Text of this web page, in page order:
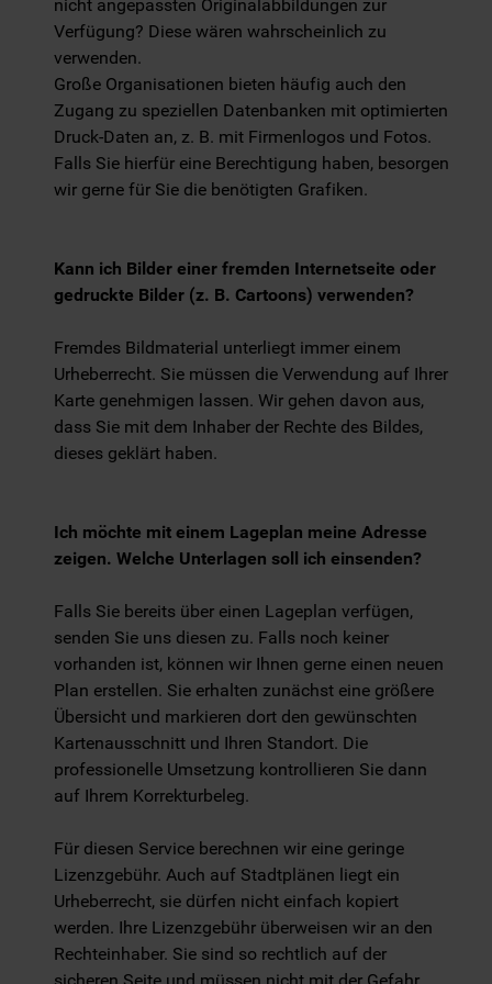
nicht angepassten Originalabbildungen zur
Verfügung? Diese wären wahrscheinlich zu
verwenden.
Große Organisationen bieten häufig auch den
Zugang zu speziellen Datenbanken mit optimierten
Druck-Daten an, z. B. mit Firmenlogos und Fotos.
Falls Sie hierfür eine Berechtigung haben, besorgen
wir gerne für Sie die benötigten Grafiken.
Kann ich Bilder einer fremden Internetseite oder
gedruckte Bilder (z. B. Cartoons) verwenden?
Fremdes Bildmaterial unterliegt immer einem
Urheberrecht. Sie müssen die Verwendung auf Ihrer
Karte genehmigen lassen. Wir gehen davon aus,
dass Sie mit dem Inhaber der Rechte des Bildes,
dieses geklärt haben.
Ich möchte mit einem Lageplan meine Adresse
zeigen. Welche Unterlagen soll ich einsenden?
Falls Sie bereits über einen Lageplan verfügen,
senden Sie uns diesen zu. Falls noch keiner
vorhanden ist, können wir Ihnen gerne einen neuen
Plan erstellen. Sie erhalten zunächst eine größere
Übersicht und markieren dort den gewünschten
Kartenausschnitt und Ihren Standort. Die
professionelle Umsetzung kontrollieren Sie dann
auf Ihrem Korrekturbeleg.
Für diesen Service berechnen wir eine geringe
Lizenzgebühr. Auch auf Stadtplänen liegt ein
Urheberrecht, sie dürfen nicht einfach kopiert
werden. Ihre Lizenzgebühr überweisen wir an den
Rechteinhaber. Sie sind so rechtlich auf der